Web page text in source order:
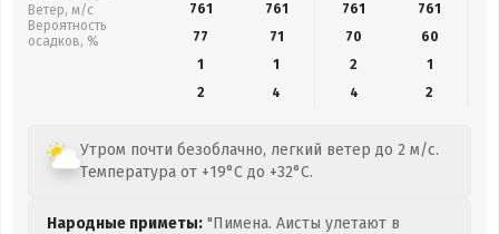
Ветер, м/с
Вероятность
осадков, %
761
761 761 761
77
71 70 60
1
1 2
1
2
4 4 2
Утром почти безоблачно, легкий ветер до 2 м/с.
Температура от +19°C до +32°C.
Народные приметы: "Пимена. Аисты улетают в